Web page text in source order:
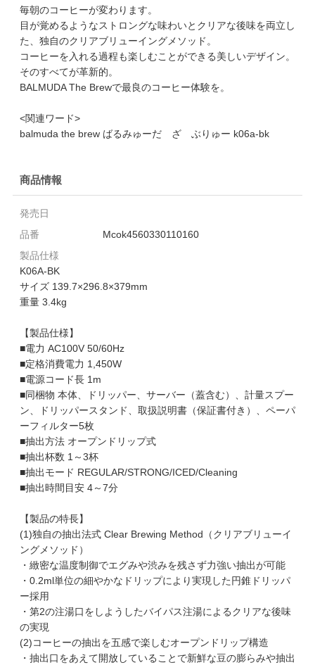
毎朝のコーヒーが変わります。
目が覚めるようなストロングな味わいとクリアな後味を両立し
た、独自のクリアブリューイングメソッド。
コーヒーを入れる過程も楽しむことができる美しいデザイン。
そのすべてが革新的。
BALMUDA The Brewで最良のコーヒー体験を。
<関連ワード>
balmuda the brew ばるみゅーだ ざ ぶりゅー k06a-bk
商品情報
発売日
品番
Mcok4560330110160
製品仕様
K06A-BK
サイズ 139.7×296.8×379mm
重量 3.4kg
【製品仕様】
■電力 AC100V 50/60Hz
■定格消費電力 1,450W
■電源コード長 1m
■同梱物 本体、ドリッパー、サーバー（蓋含む）、計量スプー
ン、ドリッパースタンド、取扱説明書（保証書付き）、ペーパ
ーフィルター5枚
■抽出方法 オープンドリップ式
■抽出杯数 1～3杯
■抽出モード REGULAR/STRONG/ICED/Cleaning
■抽出時間目安 4～7分
【製品の特長】
(1)独自の抽出法式 Clear Brewing Method（クリアブリューイ
ングメソッド）
・緻密な温度制御でエグみや渋みを残さず力強い抽出が可能
・0.2ml単位の細やかなドリップにより実現した円錐ドリッパ
ー採用
・第2の注湯口をしようしたバイパス注湯によるクリアな後味
の実現
(2)コーヒーの抽出を五感で楽しむオープンドリップ構造
・抽出口をあえて開放していることで新鮮な豆の膨らみや抽出